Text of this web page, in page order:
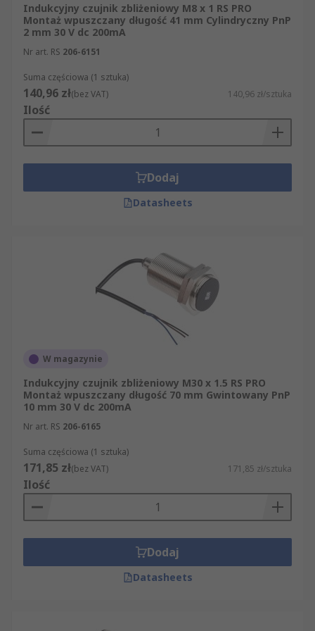
Zastosowania czujników zbliżeniowych
tam, gdzie położenie elementu ma być
wykrywane bez styku mechanicznego. Dzięki
temu sprawdzają się przy dużej liczbie cykli,
ograniczonej przestrzeni montażowej i pracy w
zautomatyzowanych procesach.
wykrywanie obecności detali na
przenośnikach i liniach montażowych,
sygnalizacja krańcowych pozycji siłowników
i mechanizmów,
detekcja części metalowych w obrabiarkach,
robotyce i pakowaniu,
automatyka produkcyjna, utrzymanie ruchu
W aplikacjach, w których obiekt ma być
wykrywany optycznie, warto porównać również
czujniki fotoelektryczne
maszyną lub sterownikiem PLC przydatne mogą
być produkty z kategorii podłączanie czujników.
Przy montażu i regulacji stanowiska sprawdź
takżeakcesoria do czujników
elementy mocujące i osprzęt instalacyjny.
Rodzaje czujników zbliżeniowych
Czujniki indukcyjne są przeznaczone głównie do
wykrywania obiektów metalowych. Występują w
Indukcyjny czujnik zbliżeniowy M8 x 1 RS PRO
Montaż wpuszczany długość 41 mm Cylindryczny PnP
2 mm 30 V dc 200mA
Nr art. RS 206-6151
Suma częściowa (1 sztuka)
140,96 zł(bez VAT) 140,96 zł/sztuka
Ilość
Dodaj
Datasheets
W magazynie
Indukcyjny czujnik zbliżeniowy M30 x 1.5 RS PRO
Montaż wpuszczany długość 70 mm Gwintowany PnP
10 mm 30 V dc 200mA
Nr art. RS 206-6165
Suma częściowa (1 sztuka)
171,85 zł(bez VAT) 171,85 zł/sztuka
Ilość
Dodaj
Datasheets